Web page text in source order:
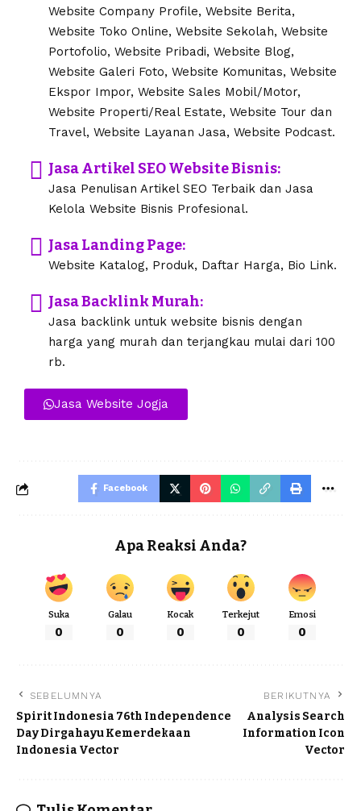
Website Company Profile, Website Berita,
Website Toko Online, Website Sekolah, Website
Portofolio, Website Pribadi, Website Blog,
Website Galeri Foto, Website Komunitas, Website
Ekspor Impor, Website Sales Mobil/Motor,
Website Properti/Real Estate, Website Tour dan
Travel, Website Layanan Jasa, Website Podcast.
Jasa Artikel SEO Website Bisnis:
Jasa Penulisan Artikel SEO Terbaik dan Jasa
Kelola Website Bisnis Profesional.
Jasa Landing Page:
Website Katalog, Produk, Daftar Harga, Bio Link.
Jasa Backlink Murah:
Jasa backlink untuk website bisnis dengan
harga yang murah dan terjangkau mulai dari 100
rb.
Jasa Website Jogja
Facebook
Apa Reaksi Anda?
Suka
0
Galau
0
Kocak
0
Terkejut
0
Emosi
0
SEBELUMNYA
Spirit Indonesia 76th Independence
Day Dirgahayu Kemerdekaan
Indonesia Vector
BERIKUTNYA
Analysis Search
Information Icon
Vector